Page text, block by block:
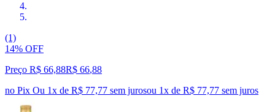
(1)
14% OFF
Preço R$ 66,88R$ 66,88
no Pix Ou 1x de R$ 77,77 sem jurosou 1x de R$ 77,77 sem juros